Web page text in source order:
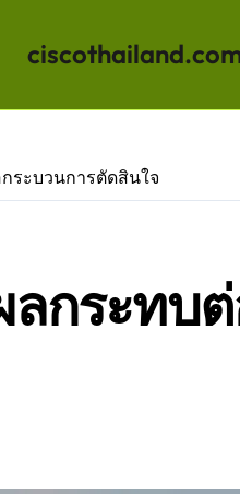
ระบวนการตัดสินใจ
กระทบ